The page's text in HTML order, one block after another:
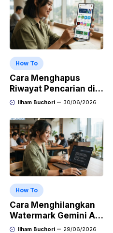
How To
Cara Menghapus
Riwayat Pencarian di
Play Store di HP
OPPO, dan Vivo
Ilham Buchori 30/06/2026
How To
Cara Menghilangkan
Watermark Gemini AI
dengan Mudah Hasil
Ilham Buchori 29/06/2026